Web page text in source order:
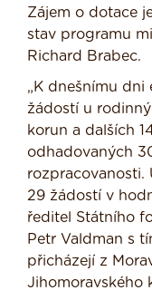
Zájem o dotace
stav programu
Richard Brabec.
„K dnešnímu dni
žádostí u
korun a dalších
odhadovaných
29 žádostí v
ředitel Státního
Petr Valdman s
přicházejí z
Jihomoravského